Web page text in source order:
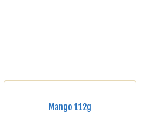
Mango 112g